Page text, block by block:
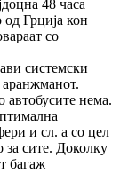
48 часа
од Грција кон
со
системски
аранжманот.
автобусите нема.
и сл. а со цел
за сите. Доколку
багаж